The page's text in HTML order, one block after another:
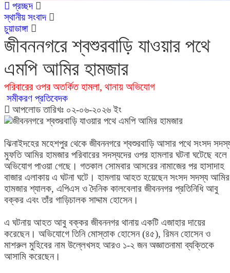
প্রচ্ছদ
স্থানীয় সংবাদ
চুয়াডাঙ্গা
জীবননগরে শ্বশুরবাড়ি যাওয়ার পথে
এমপি আমির হামজার
পরিবারের ওপর অতর্কিত হামলা, থানায় অভিযোগ
সমীকরণ প্রতিবেদক
আপলোড তারিখঃ ০২-০৬-২০২৬ ইং
ঝিনাইদহের মহেশপুর থেকে জীবননগরে শ্বশুরবাড়ি আসার পথে সংসদ
মুফতি আমির হামজার পরিবারের সদস্যদের ওপর হামলার ঘটনা ঘটেছে বলে
অভিযোগ পাওয়া গেছে। গতকাল সোমবার আসরের নামাজের পর হাসাদাহ
বাজার এলাকায় এ ঘটনা ঘটে। হামলায় আহত হয়েছেন সংসদ সদস্য আমির
হামজার শ্যালক, এপিএস ও দৈনিক কালবেলার জীবননগর প্রতিনিধি আবু
বক্কর এবং তাঁর গাড়িচালক সাদ্দাম হোসেন।
এ ঘটনায় আহত আবু বক্কর জীবননগর থানায় একটি এজাহার দায়ের
করেছেন। অভিযোগে তিনি মোস্তাক হোসেন (৪৫), রিমন হোসেন ও
মাশরুল মুহিবের নাম উল্লেখসহ আরও ১-২ জন অজ্ঞাতনামা ব্যক্তিকে
আসামি করেছেন।